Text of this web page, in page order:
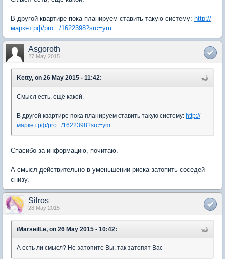
В другой квартире пока планируем ставить такую систему: http://
маркет.рф/pro.../1622398?src=ym
Asgoroth
27 May 2015
Ketty, on 26 May 2015 - 11:42:
Смысл есть, ещё какой.
В другой квартире пока планируем ставить такую систему: http://
маркет.рф/pro.../1622398?src=ym
Спасибо за информацию, почитаю.
А смысл действительно в уменьшении риска затопить соседей
снизу.
Silros
28 May 2015
iMarseilLe, on 26 May 2015 - 10:42:
А есть ли смысл? Не затопите Вы, так затопят Вас